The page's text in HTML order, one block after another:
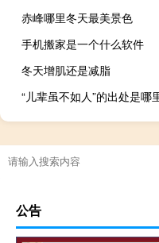
赤峰哪里冬天最美景色
手机搬家是一个什么软件
冬天增肌还是减脂
“儿辈虽不如人”的出处是哪
公告